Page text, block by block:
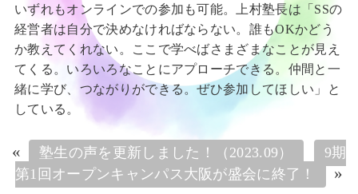
いずれもオンラインでの参加も可能。上村塾長は「SSの
経営者は自分で決めなければならない。誰もOKかどう
か教えてくれない。ここで学べばさまざまなことが見え
てくる。いろいろなことにアプローチできる。仲間と一
緒に学び、つながりができる。ぜひ参加してほしい」と
している。
« 塾生の声を更新しました！（2023.09）
9期
第1回オープンキャンパス大阪が盛会に終了！
»